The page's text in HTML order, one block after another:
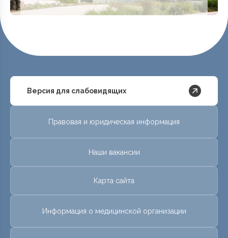
Версия для слабовидящих
Правовая и юридическая информация
Наши вакансии
Карта сайта
Информация о медицинской организации